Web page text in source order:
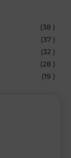
(38 )
(37 )
(32 )
(28 )
(19 )